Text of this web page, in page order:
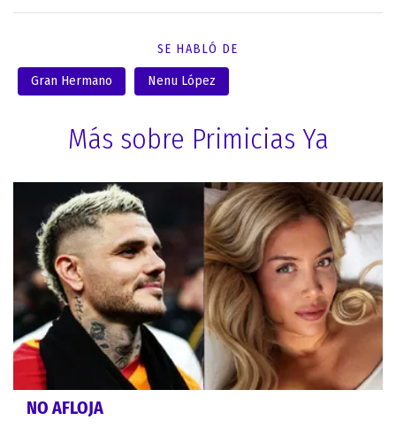
SE HABLÓ DE
Gran Hermano Nenu López
Más sobre Primicias Ya
NO AFLOJA